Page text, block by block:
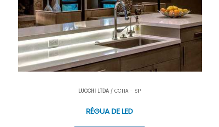
LUCCHI LTDA / COTIA - SP
RÉGUA DE LED